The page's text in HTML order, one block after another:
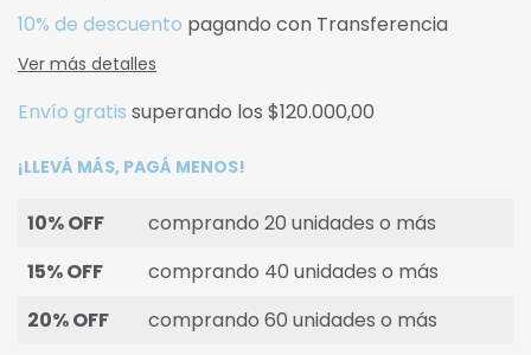
10% de descuento pagando con Transferencia
Ver más detalles
Envío gratis superando los $120.000,00
¡LLEVÁ MÁS, PAGÁ MENOS!
10% OFF
comprando 20 unidades o más
15% OFF
comprando 40 unidades o más
20% OFF
comprando 60 unidades o más